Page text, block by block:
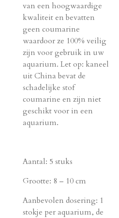
van een hoogwaardige
kwaliteit en bevatten
geen coumarine
waardoor ze 100% veilig
zijn voor gebruik in uw
aquarium. Let op: kaneel
uit China bevat de
schadelijke stof
coumarine en zijn niet
geschikt voor in een
aquarium.
Aantal: 5 stuks
Grootte: 8 – 10 cm
Aanbevolen dosering: 1
stokje per aquarium, de